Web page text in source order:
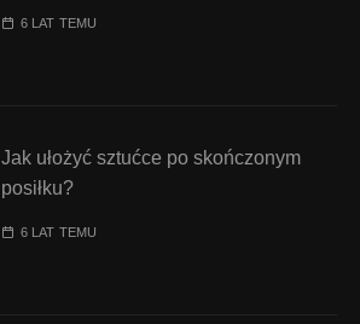
6 LAT TEMU
Jak ułożyć sztućce po skończonym
posiłku?
6 LAT TEMU